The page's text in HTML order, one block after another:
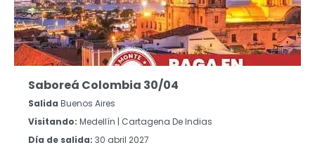
Saboreá Colombia 30/04
Salida Buenos Aires
Visitando: Medellín | Cartagena De Indias
Día de salida: 30 abril 2027